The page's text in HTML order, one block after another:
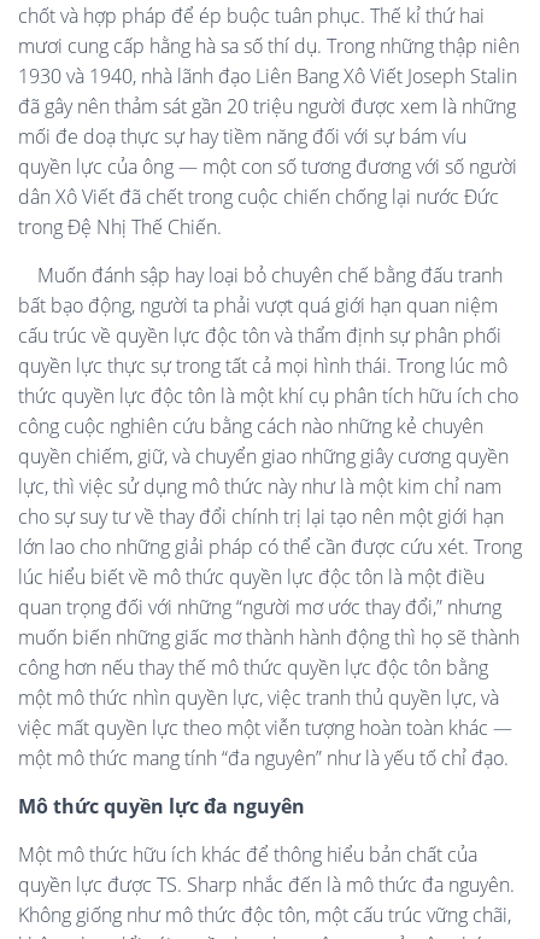
chốt và hợp pháp để ép buộc tuân phục. Thế kỉ thứ hai
mươi cung cấp hằng hà sa số thí dụ. Trong những thập niên
1930 và 1940, nhà lãnh đạo Liên Bang Xô Viết Joseph Stalin
đã gây nên thảm sát gần 20 triệu người được xem là những
mối đe doạ thực sự hay tiềm năng đối với sự bám víu
quyền lực của ông — một con số tương đương với số người
dân Xô Viết đã chết trong cuộc chiến chống lại nước Đức
trong Đệ Nhị Thế Chiến.
Muốn đánh sập hay loại bỏ chuyên chế bằng đấu tranh
bất bạo động, người ta phải vượt quá giới hạn quan niệm
cấu trúc về quyền lực độc tôn và thẩm định sự phân phối
quyền lực thực sự trong tất cả mọi hình thái. Trong lúc mô
thức quyền lực độc tôn là một khí cụ phân tích hữu ích cho
công cuộc nghiên cứu bằng cách nào những kẻ chuyên
quyền chiếm, giữ, và chuyển giao những giây cương quyền
lực, thì việc sử dụng mô thức này như là một kim chỉ nam
cho sự suy tư về thay đổi chính trị lại tạo nên một giới hạn
lớn lao cho những giải pháp có thể cần được cứu xét. Trong
lúc hiểu biết về mô thức quyền lực độc tôn là một điều
quan trọng đối với những “người mơ ước thay đổi,” nhưng
muốn biến những giấc mơ thành hành động thì họ sẽ thành
công hơn nếu thay thế mô thức quyền lực độc tôn bằng
một mô thức nhìn quyền lực, việc tranh thủ quyền lực, và
việc mất quyền lực theo một viễn tượng hoàn toàn khác —
một mô thức mang tính “đa nguyên” như là yếu tố chỉ đạo.
Mô thức quyền lực đa nguyên
Một mô thức hữu ích khác để thông hiểu bản chất của
quyền lực được TS. Sharp nhắc đến là mô thức đa nguyên.
Không giống như mô thức độc tôn, một cấu trúc vững chãi,